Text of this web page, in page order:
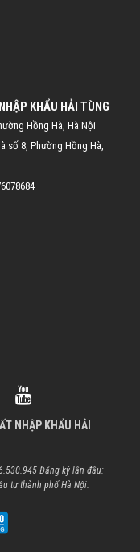
KHẨU HẢI TÙNG
Hồng Hà, Hà Nội
số 8, Phường Hồng Hà,
NHẬP KHẨU HẢI
Đăng ký lần đầu:
tư thành phố Hà Nội.